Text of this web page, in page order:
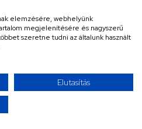
elemzésére, webhelyünk
megjelenítésére és nagyszerű
szeretne tudni az általunk használt
Elutasítás
90601
munkanapon belül